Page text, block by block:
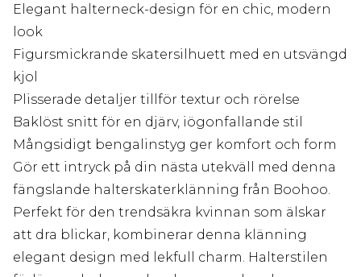
Elegant halterneck-design för en chic, modern
look
Figursmickrande skatersilhuett med en utsvängd
kjol
Plisserade detaljer tillför textur och rörelse
Baklöst snitt för en djärv, iögonfallande stil
Mångsidigt bengalinstyg ger komfort och form
Gör ett intryck på din nästa utekväll med denna
fängslande halterskaterklänning från Boohoo.
Perfekt för den trendsäkra kvinnan som älskar
att dra blickar, kombinerar denna klänning
elegant design med lekfull charm. Halterstilen